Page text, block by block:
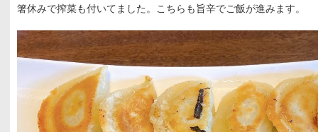
箸休みで搾菜も付いてました。こちらも旨辛でご飯が進みます。